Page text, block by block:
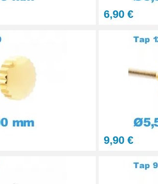
Loupe grossissante 10X avec LED
8,90 €
Loupe grossissante 10X
6,90 €
Lunettes grossissantes à LED à verres
Pince antistatique ST-15 réparation
6,90 €
9,90 €